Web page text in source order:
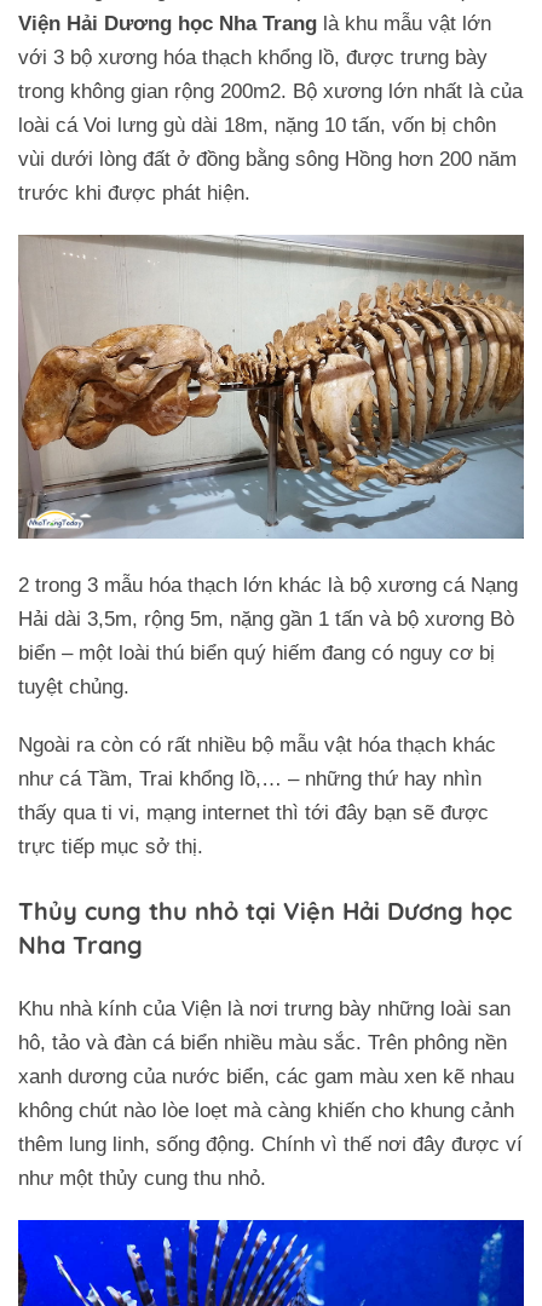
Viện Hải Dương học Nha Trang là khu mẫu vật lớn
với 3 bộ xương hóa thạch khổng lồ, được trưng bày
trong không gian rộng 200m2. Bộ xương lớn nhất là của
loài cá Voi lưng gù dài 18m, nặng 10 tấn, vốn bị chôn
vùi dưới lòng đất ở đồng bằng sông Hồng hơn 200 năm
trước khi được phát hiện.
2 trong 3 mẫu hóa thạch lớn khác là bộ xương cá Nạng
Hải dài 3,5m, rộng 5m, nặng gần 1 tấn và bộ xương Bò
biển – một loài thú biển quý hiếm đang có nguy cơ bị
tuyệt chủng.
Ngoài ra còn có rất nhiều bộ mẫu vật hóa thạch khác
như cá Tầm, Trai khổng lồ,… – những thứ hay nhìn
thấy qua ti vi, mạng internet thì tới đây bạn sẽ được
trực tiếp mục sở thị.
Thủy cung thu nhỏ tại Viện Hải Dương học
Nha Trang
Khu nhà kính của Viện là nơi trưng bày những loài san
hô, tảo và đàn cá biển nhiều màu sắc. Trên phông nền
xanh dương của nước biển, các gam màu xen kẽ nhau
không chút nào lòe loẹt mà càng khiến cho khung cảnh
thêm lung linh, sống động. Chính vì thế nơi đây được ví
như một thủy cung thu nhỏ.